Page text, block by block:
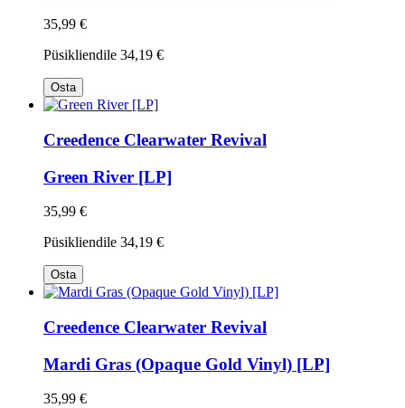
35,99 €
Püsikliendile 34,19 €
Osta
Creedence Clearwater Revival
Green River [LP]
35,99 €
Püsikliendile 34,19 €
Osta
Creedence Clearwater Revival
Mardi Gras (Opaque Gold Vinyl) [LP]
35,99 €